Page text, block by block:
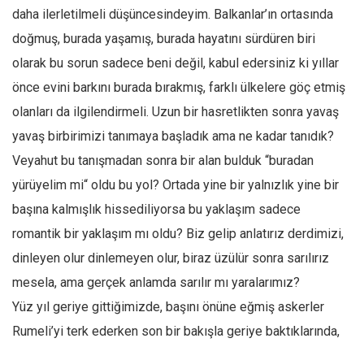
Twitter
Facebook
Instagram
YouTube
Editörden
Yazarlar
Kemal Özer
Mahmut Toptaş
Yvonne Ridley
Barış Tarımcıoğlu
Ömer Kayani
Yusuf Armağan
Hasanali Yıldırım
daha ilerletilmeli düşüncesindeyim. Balkanlar’ın ortasında
doğmuş, burada yaşamış, burada hayatını sürdüren biri
olarak bu sorun sadece beni değil, kabul edersiniz ki yıllar
önce evini barkını burada bırakmış, farklı ülkelere göç etmiş
olanları da ilgilendirmeli. Uzun bir hasretlikten sonra yavaş
yavaş birbirimizi tanımaya başladık ama ne kadar tanıdık?
Veyahut bu tanışmadan sonra bir alan bulduk “buradan
yürüyelim mi“ oldu bu yol? Ortada yine bir yalnızlık yine bir
başına kalmışlık hissediliyorsa bu yaklaşım sadece
romantik bir yaklaşım mı oldu? Biz gelip anlatırız derdimizi,
dinleyen olur dinlemeyen olur, biraz üzülür sonra sarılırız
mesela, ama gerçek anlamda sarılır mı yaralarımız?
Yüz yıl geriye gittiğimizde, başını önüne eğmiş askerler
Rumeli’yi terk ederken son bir bakışla geriye baktıklarında,